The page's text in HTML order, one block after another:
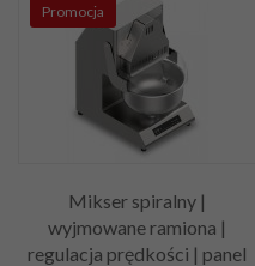
Promocja
Mikser spiralny |
wyjmowane ramiona |
regulacja prędkości | panel